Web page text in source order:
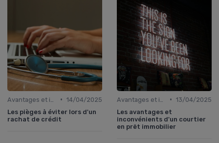
• 14/04/2025
Les pièges à éviter lors d'un
rachat de crédit
• 13/04/2025
Les avantages et
inconvénients d'un courtier
en prêt immobilier